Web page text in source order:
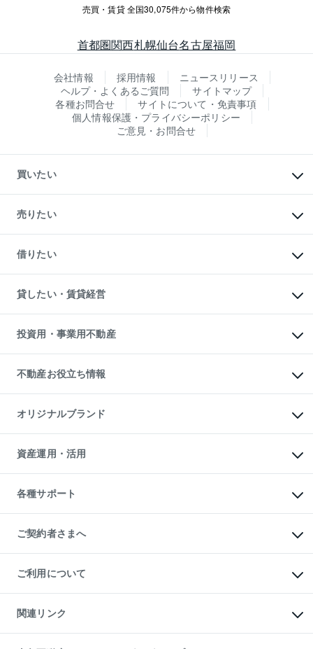
売買・賃貸 全国30,075件から物件検索
首都圏関西札幌仙台名古屋福岡
会社情報 採用情報
ニュースリリース
ヘルプ・よくあるご質問
サイトマップ
各種お問合せ
サイトについて・免責事項
個人情報保護・プライバシーポリシー
ご意見・お問合せ
買いたい
新築・分譲マンションの購入
中古マンションの購入
一戸建ての購入
中古一戸建ての購入
不動産購入の流れ
注目キーワード物件特集
購入ガイド
English 繁体中文簡体中文
売りたい
一戸建ての売却・査定
土地の売却・査定
スピードAI査定
不動産査定について
不動産売却の流れ
不動産買換えの流れ
売却ガイド
借りたい
オフィス・店舗の賃貸
借りるときの流れ
借りるガイド
貸したい・賃貸経営
マンション賃料データ
賃貸管理プラン
リロケーションについて
貸すガイド
投資用・事業用不動産
事業用不動産
マンション投資
投資用マンション
アパート経営
収益物件
ビル購入（ビル一棟）
投資用不動産の売却査定
事業用不動産の売却査定
不動産お役立ち情報
マンションライブラリー
人気マンションランキング
暮らしに役立つ不動産メディア
不動産相場・不動産価格情報
不動産コラム・ニュース
不動産用語集
不動産なんでもネット相談室
住まいの税金
オリジナルブランド
一棟リノベーションマンション
L`GENTE（ルジェンテ）
区分リノベーションマンション
投資用一棟レジデンスWELL
不動産小口投資
LEGACIA（レガシア）
資産運用・活用
不動産M&A
アセットマネジメント・出資
各種サポート
相続サポート
リフォームサポート
ご契約者さまへ
ご紹介・再契約特典
入居者様専用-各種ご案内（賃貸）
東急こすもす会「こすもすWeb」
ご利用について
金融商品取引について
東急リバブル ソーシャルメディアポリシー
ご意見・お問い合わせ（金融商品取引専用の相談・お問い合わせ窓口）
関連リンク